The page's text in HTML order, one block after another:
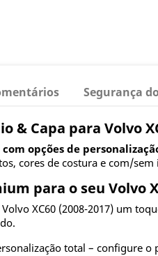
Segurança
& Capa para Volvo
opções de
cores de costura e com/sem
para o seu Volvo
XC60 (2008-2017) um
total – configure o